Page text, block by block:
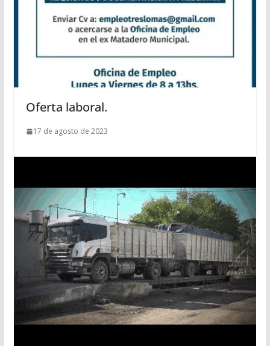
Oferta laboral.
17 de agosto de 2023